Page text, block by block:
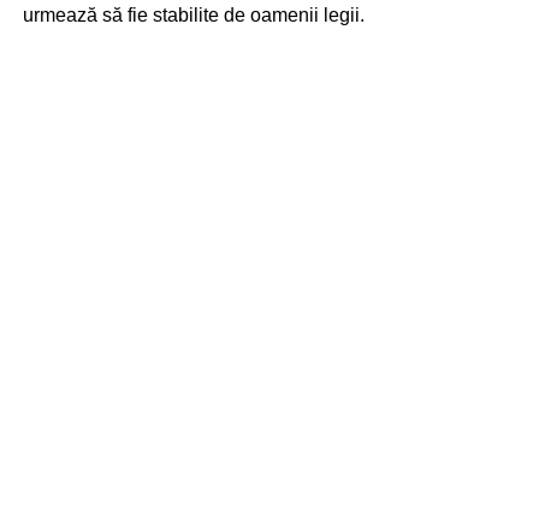
urmează să fie stabilite de oamenii legii.